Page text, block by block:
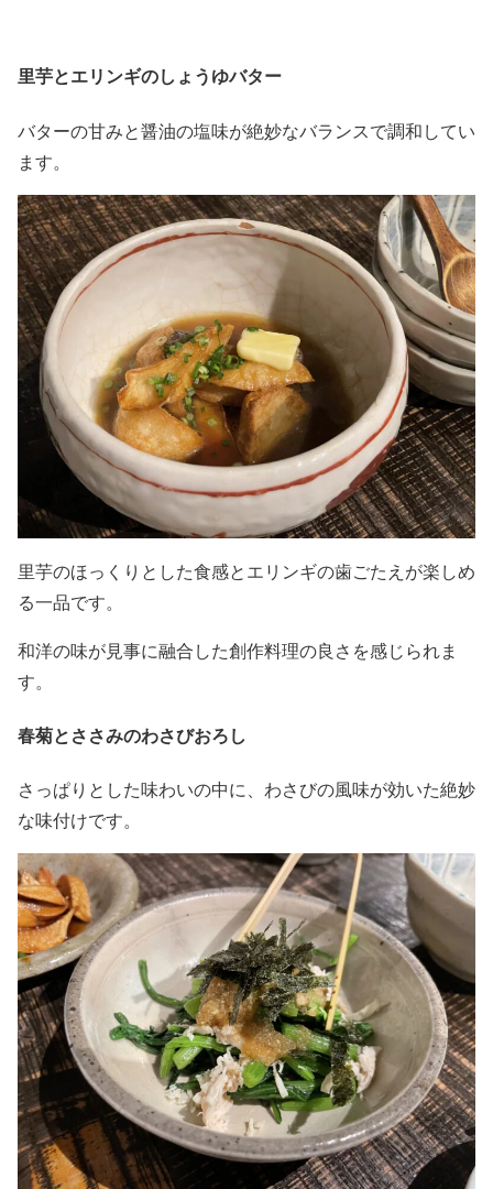
里芋とエリンギのしょうゆバター
バターの甘みと醤油の塩味が絶妙なバランスで調和してい
ます。
里芋のほっくりとした食感とエリンギの歯ごたえが楽しめ
る一品です。
和洋の味が見事に融合した創作料理の良さを感じられま
す。
春菊とささみのわさびおろし
さっぱりとした味わいの中に、わさびの風味が効いた絶妙
な味付けです。